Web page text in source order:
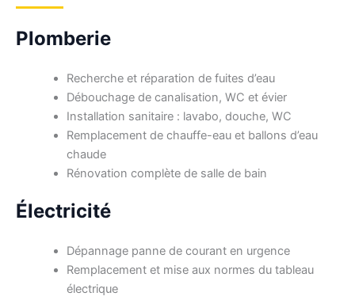
Plomberie
Recherche et réparation de fuites d’eau
Débouchage de canalisation, WC et évier
Installation sanitaire : lavabo, douche, WC
Remplacement de chauffe-eau et ballons d’eau
chaude
Rénovation complète de salle de bain
Électricité
Dépannage panne de courant en urgence
Remplacement et mise aux normes du tableau
électrique